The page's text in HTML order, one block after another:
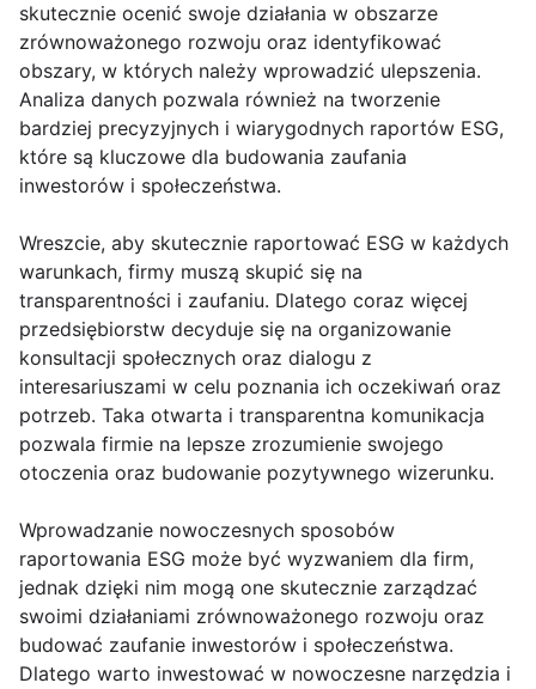
skutecznie ocenić swoje działania w obszarze
zrównoważonego rozwoju oraz identyfikować
obszary, w których należy wprowadzić ulepszenia.
Analiza danych pozwala również na tworzenie
bardziej precyzyjnych i wiarygodnych raportów ESG,
które są kluczowe dla budowania zaufania
inwestorów i społeczeństwa.
Wreszcie, aby skutecznie raportować ESG w każdych
warunkach, firmy muszą skupić się na
transparentności i zaufaniu. Dlatego coraz więcej
przedsiębiorstw decyduje się na organizowanie
konsultacji społecznych oraz dialogu z
interesariuszami w celu poznania ich oczekiwań oraz
potrzeb. Taka otwarta i transparentna komunikacja
pozwala firmie na lepsze zrozumienie swojego
otoczenia oraz budowanie pozytywnego wizerunku.
Wprowadzanie nowoczesnych sposobów
raportowania ESG może być wyzwaniem dla firm,
jednak dzięki nim mogą one skutecznie zarządzać
swoimi działaniami zrównoważonego rozwoju oraz
budować zaufanie inwestorów i społeczeństwa.
Dlatego warto inwestować w nowoczesne narzędzia i